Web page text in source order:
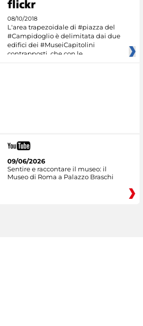
08/10/2018
L'area trapezoidale di #piazza del
#Campidoglio è delimitata dai due
edifici dei #MuseiCapitolini
contrapposti, che con le
09/06/2026
Sentire e raccontare il museo: il
Museo di Roma a Palazzo Braschi